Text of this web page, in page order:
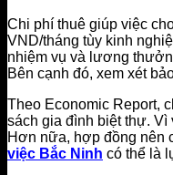
Chi phí thuê giúp việc
VND/tháng tùy kinh
nhiệm vụ và lương
Bên cạnh đó, xem xét
Theo Economic Report,
sách gia đình biệt thự. Vì
Hơn nữa, hợp đồng nên
việc Bắc Ninh có thể là